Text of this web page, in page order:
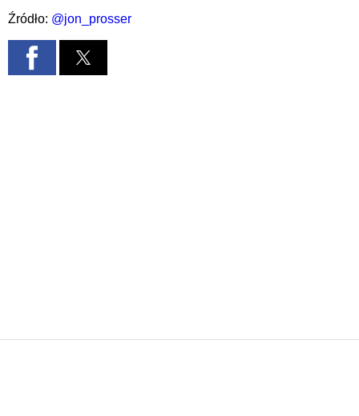
Źródło: @jon_prosser